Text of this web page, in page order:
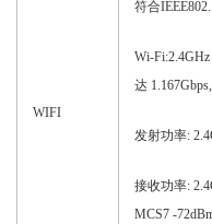
WIFI
符合
Wi-
达
发射功率:
接收功率:
MCS7 -